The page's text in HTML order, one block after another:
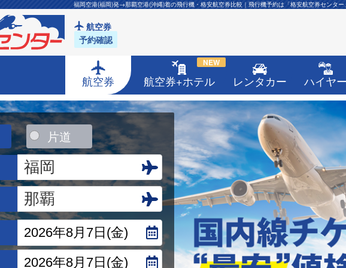
福岡空港(福岡)発→那覇空港(沖縄)着の飛行機・格安航空券比較｜飛行機予約は「格安航空券センター
航空券
予約確認
航空券 航空券+ホテル
NEW
レンタカー ハイヤ
片道